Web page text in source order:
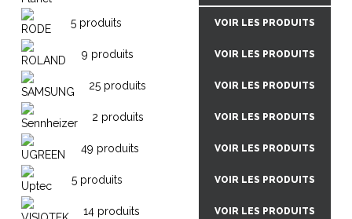
5 produits VOIR LES PRODUITS
9 produits VOIR LES PRODUITS
25 produits VOIR LES PRODUITS
2 produits VOIR LES PRODUITS
49 produits VOIR LES PRODUITS
5 produits VOIR LES PRODUITS
14 produits VOIR LES PRODUITS